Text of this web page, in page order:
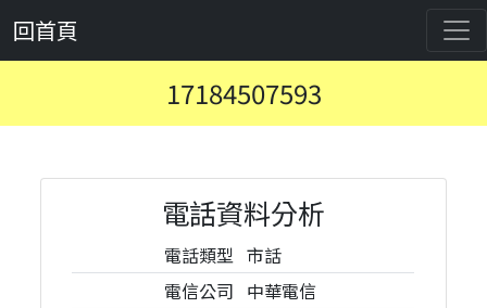
回首頁
17184507593
電話資料分析
電話類型 市話
電信公司 中華電信